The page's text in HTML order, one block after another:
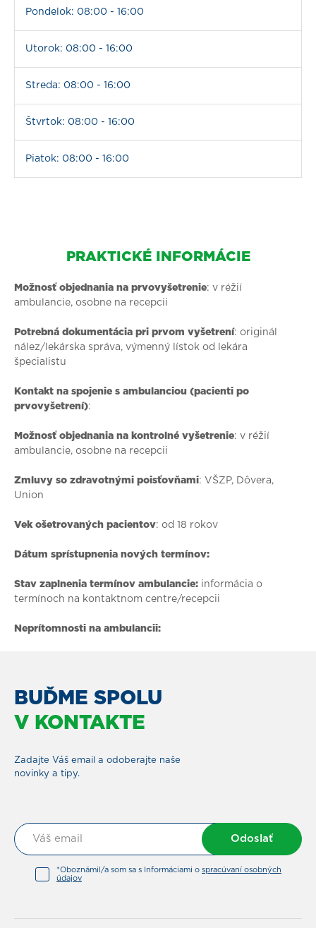
Pondelok: 08:00 - 16:00
Utorok: 08:00 - 16:00
Streda: 08:00 - 16:00
Štvrtok: 08:00 - 16:00
Piatok: 08:00 - 16:00
PRAKTICKÉ INFORMÁCIE
Možnosť objednania na prvovyšetrenie: v réžií
ambulancie, osobne na recepcii
Potrebná dokumentácia pri prvom vyšetrení: originál
nález/lekárska správa, výmenný lístok od lekára
špecialistu
Kontakt na spojenie s ambulanciou (pacienti po
prvovyšetrení):
Možnosť objednania na kontrolné vyšetrenie: v réžií
ambulancie, osobne na recepcii
Zmluvy so zdravotnými poisťovňami: VŠZP, Dôvera,
Union
Vek ošetrovaných pacientov: od 18 rokov
Dátum sprístupnenia nových termínov:
Stav zaplnenia termínov ambulancie: informácia o
termínoch na kontaktnom centre/recepcii
Neprítomnosti na ambulancii:
BUĎME SPOLU
V KONTAKTE
Zadajte Váš email a odoberajte naše
novinky a tipy.
Odoslať
*Oboznámil/a som sa s Informáciami o spracúvaní osobných
údajov